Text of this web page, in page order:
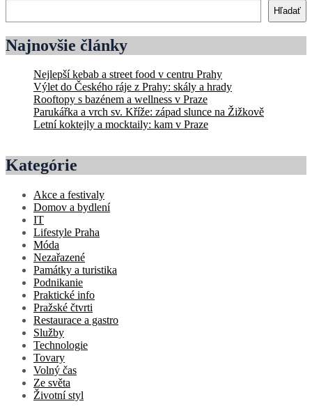
Hľadať
Najnovšie články
Nejlepší kebab a street food v centru Prahy
Výlet do Českého ráje z Prahy: skály a hrady
Rooftopy s bazénem a wellness v Praze
Parukářka a vrch sv. Kříže: západ slunce na Žižkově
Letní koktejly a mocktaily: kam v Praze
Kategórie
Akce a festivaly
Domov a bydlení
IT
Lifestyle Praha
Móda
Nezařazené
Památky a turistika
Podnikanie
Praktické info
Pražské čtvrti
Restaurace a gastro
Služby
Technologie
Tovary
Volný čas
Ze světa
Životní styl